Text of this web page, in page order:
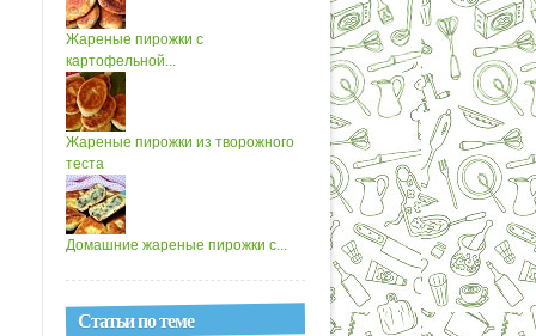
Жареные пирожки с
картофельной...
Жареные пирожки из творожного
теста
Домашние жареные пирожки с...
Статьи по теме